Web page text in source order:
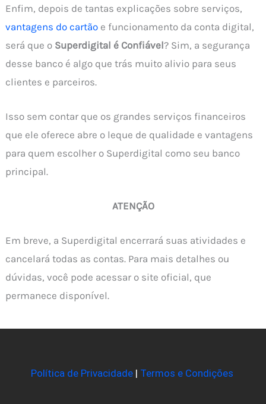
Enfim, depois de tantas explicações sobre serviços,
vantagens do cartão e funcionamento da conta digital,
será que o Superdigital é Confiável? Sim, a segurança
desse banco é algo que trás muito alivio para seus
clientes e parceiros.
Isso sem contar que os grandes serviços financeiros
que ele oferece abre o leque de qualidade e vantagens
para quem escolher o Superdigital como seu banco
principal.
ATENÇÃO
Em breve, a Superdigital encerrará suas atividades e
cancelará todas as contas. Para mais detalhes ou
dúvidas, você pode acessar o site oficial, que
permanece disponível.
Política de Privacidade| Termos e Condições